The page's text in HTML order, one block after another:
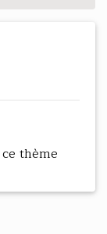
thème